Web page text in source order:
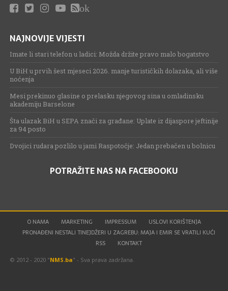
ok
NAJNOVIJE VIJESTI
Imate li stari telefon u ladici: Možda držite pravo malo bogatstvo
U BiH u prvih šest mjeseci 2026. manje turističkih dolazaka, ali više
noćenja
Mesi prekinuo glasine o prelasku njegovog sina u omladinsku
akademiju Barselone
Šta ulazak BiH u SEPA znači za građane: Uplate iz dijaspore jeftinije
za 94 posto
Dvojici rudara pozlilo u jami Raspotočje: Jedan prebačen u bolnicu
POTRAŽITE NAS NA FACEBOOKU
O NAMA MARKETING IMPRESSUM
USLOVI KORIŠTENJA
PRONAĐENI NESTALI TINEJDŽERI U ZAGREBU: MAJA I EMIR SE VRATILI KUĆI
RSS
KONTAKT
© 2012 - 2020 "NMS.ba" - Sva prava zadržana.